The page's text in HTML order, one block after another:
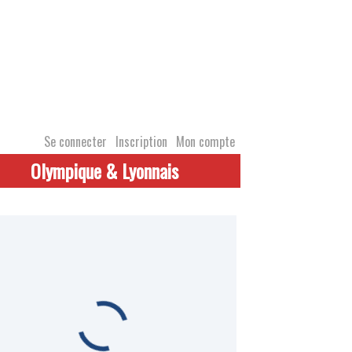
Se connecter Inscription Mon compte
Olympique & Lyonnais